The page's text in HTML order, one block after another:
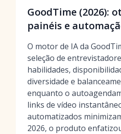
GoodTime (2026):
painéis e
O motor de IA da
seleção de
habilidades,
diversidade e
enquanto o
links de vídeo
automatizados
2026, o produto